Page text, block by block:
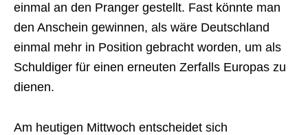
einmal an den Pranger gestellt. Fast könnte man
den Anschein gewinnen, als wäre Deutschland
einmal mehr in Position gebracht worden, um als
Schuldiger für einen erneuten Zerfalls Europas zu
dienen.
Am heutigen Mittwoch entscheidet sich